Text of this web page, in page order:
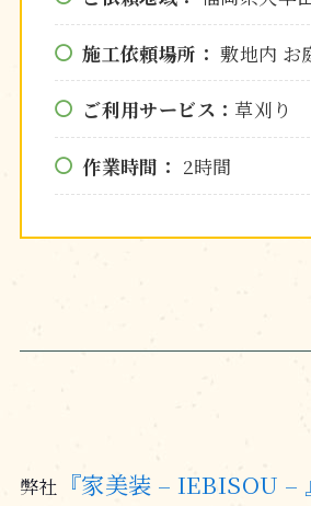
施工依頼場所： 敷地内 お
ご利用サービス： 草刈り
作業時間： 2時間
弊社 『家美装 – IEBISOU –